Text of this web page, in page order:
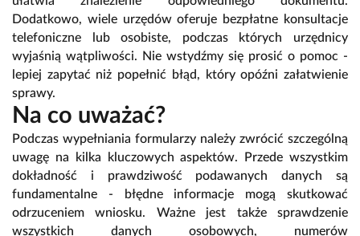
Dodatkowo, wiele urzędów oferuje bezpłatne konsultacje
telefoniczne lub osobiste, podczas których urzędnicy
wyjaśnią wątpliwości. Nie wstydźmy się prosić o pomoc -
lepiej zapytać niż popełnić błąd, który opóźni załatwienie
sprawy.
Na co uważać?
Podczas wypełniania formularzy należy zwrócić szczególną
uwagę na kilka kluczowych aspektów. Przede wszystkim
dokładność i prawdziwość podawanych danych są
fundamentalne - błędne informacje mogą skutkować
odrzuceniem wniosku. Ważne jest także sprawdzenie
wszystkich danych osobowych, numerów